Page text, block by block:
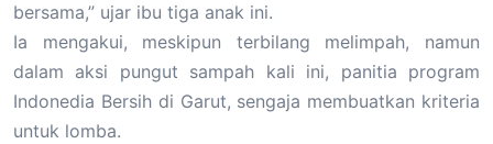
bersama,” ujar ibu tiga anak ini.
Ia mengakui, meskipun terbilang melimpah, namun
dalam aksi pungut sampah kali ini, panitia program
Indonedia Bersih di Garut, sengaja membuatkan kriteria
untuk lomba.